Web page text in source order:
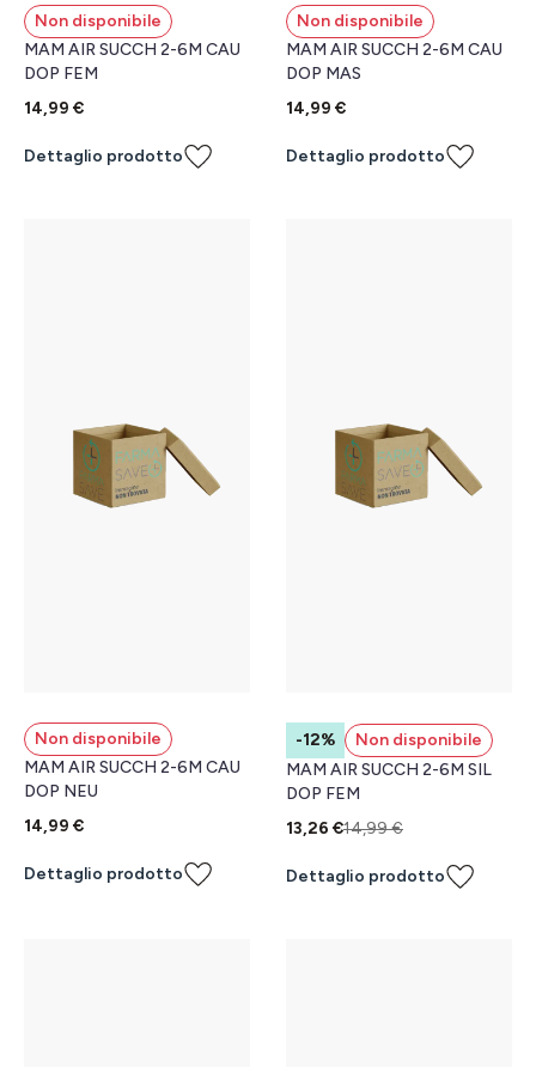
Non disponibile
MAM AIR SUCCH 2-6M CAU
DOP FEM
14,99 €
Dettaglio prodotto
Non disponibile
MAM AIR SUCCH 2-6M CAU
DOP MAS
14,99 €
Dettaglio prodotto
Non disponibile
MAM AIR SUCCH 2-6M CAU
DOP NEU
14,99 €
Dettaglio prodotto
-12%
Non disponibile
MAM AIR SUCCH 2-6M SIL
DOP FEM
13,26 €14,99 €
Dettaglio prodotto